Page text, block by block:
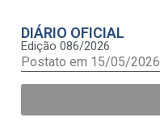
DIÁRIO OFICIAL
Edição 086/2026
Postato em 15/05/2026